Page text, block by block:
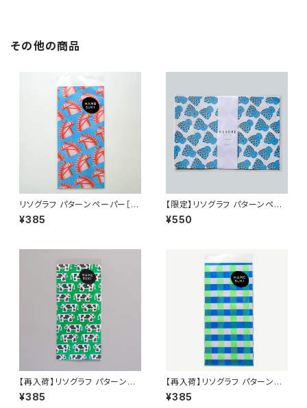
その他の商品
リソグラフ パターンペーパー［夜
の馬 NEW］ Sky Blue × Red
¥385
【限定】リソグラフ パターンペー
パー L［ねぼけたベイビー Oct
opus］
¥550
【再入荷】リソグラフ パターンペ
ーパー［カウウォーク］Green ×
Black
¥385
【再入荷】リソグラフ パターンペ
ーパー［MAMESUKI Basis チ
ェック］ Neon Green × Blue
¥385